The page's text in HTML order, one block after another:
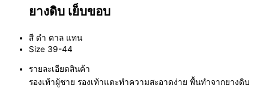
ยางดิบ เย็บขอบ
สี ดำ ตาล แทน
Size 39-44
รายละเอียดสินค้า
รองเท้าผู้ชาย รองเท้าแตะทำความสะอาดง่าย พื้นทำจากยางดิบ